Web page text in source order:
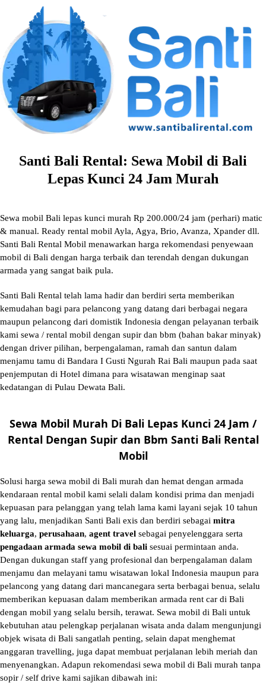
content
Santi Bali Rental: Sewa Mobil di Bali
Lepas Kunci 24 Jam Murah
Sewa mobil Bali lepas kunci murah Rp 200.000/24 jam (perhari) matic
& manual. Ready rental mobil Ayla, Agya, Brio, Avanza, Xpander dll.
Santi Bali Rental Mobil menawarkan harga rekomendasi penyewaan
mobil di Bali dengan harga terbaik dan terendah dengan dukungan
armada yang sangat baik pula.
Santi Bali Rental telah lama hadir dan berdiri serta memberikan
kemudahan bagi para pelancong yang datang dari berbagai negara
maupun pelancong dari domistik Indonesia dengan pelayanan terbaik
kami sewa / rental mobil dengan supir dan bbm (bahan bakar minyak)
dengan driver pilihan, berpengalaman, ramah dan santun dalam
menjamu tamu di Bandara I Gusti Ngurah Rai Bali maupun pada saat
penjemputan di Hotel dimana para wisatawan menginap saat
kedatangan di Pulau Dewata Bali.
Sewa Mobil Murah Di Bali Lepas Kunci 24 Jam /
Rental Dengan Supir dan Bbm Santi Bali Rental
Mobil
Solusi harga sewa mobil di Bali murah dan hemat dengan armada
kendaraan rental mobil kami selali dalam kondisi prima dan menjadi
kepuasan para pelanggan yang telah lama kami layani sejak 10 tahun
yang lalu, menjadikan Santi Bali exis dan berdiri sebagai mitra
keluarga, perusahaan, agent travel sebagai penyelenggara serta
pengadaan armada sewa mobil di bali sesuai permintaan anda.
Dengan dukungan staff yang profesional dan berpengalaman dalam
menjamu dan melayani tamu wisatawan lokal Indonesia maupun para
pelancong yang datang dari mancanegara serta berbagai benua, selalu
memberikan kepuasan dalam memberikan armada rent car di Bali
dengan mobil yang selalu bersih, terawat. Sewa mobil di Bali untuk
kebutuhan atau pelengkap perjalanan wisata anda dalam mengunjungi
objek wisata di Bali sangatlah penting, selain dapat menghemat
anggaran travelling, juga dapat membuat perjalanan lebih meriah dan
menyenangkan. Adapun rekomendasi sewa mobil di Bali murah tanpa
sopir / self drive kami sajikan dibawah ini: